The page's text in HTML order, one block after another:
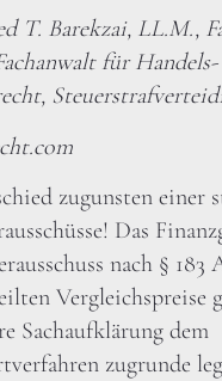
T. Barekzai, LL.M.,
für
zugunsten einer
Das
nach § 183
Vergleichspreise
Sachaufklärung dem
zugrunde